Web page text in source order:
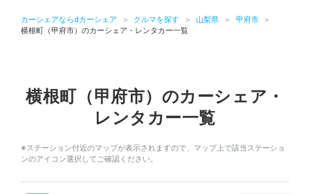
カーシェアならdカーシェア クルマを探す 山梨県
甲府市
横根町（甲府市）のカーシェア・レンタカー一覧
横根町（甲府市）のカーシェア・
レンタカー一覧
※ステーション付近のマップが表示されますので、マップ上で該当ステーショ
ンのアイコン選択してご確認ください。
特集
アプリの使い方